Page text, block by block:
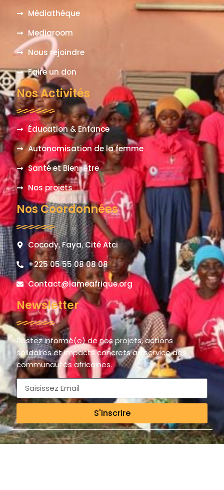
Médiathèque
Mediaroom
Nous rejoindre
Faire un don
Nos Activités
Éducation & Enfance
Autonomisation de la femme
Santé et Bien-être
Nos projets
Nos Coordonnées
Cocody, Faya, Cité Atci
+225 05 55 08 08 08
Contact@lameafrique.org
Newsletter
Restez informé(e) de nos projets, actions
solidaires et impacts concrets au service des
communautés africaines.
S'inscrire